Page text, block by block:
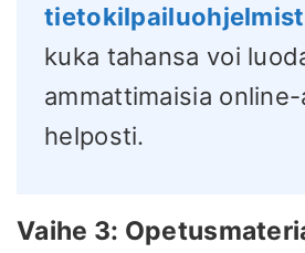
kuka tahansa voi
ammattimaisia
helposti.
Vaihe 3: